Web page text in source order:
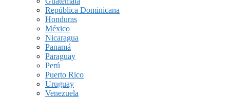
República Dominicana
Honduras
México
Nicaragua
Panamá
Paraguay
Perú
Puerto Rico
Uruguay
Venezuela